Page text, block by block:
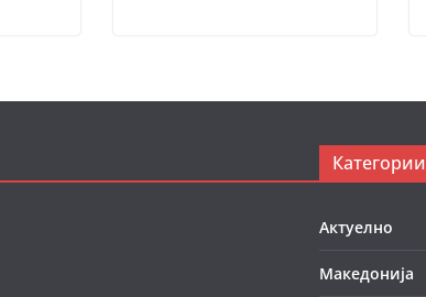
Категории
Актуелно
Македонија